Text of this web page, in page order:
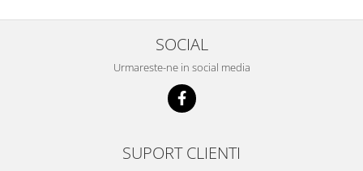
SOCIAL
Urmareste-ne in social media
SUPORT CLIENTI